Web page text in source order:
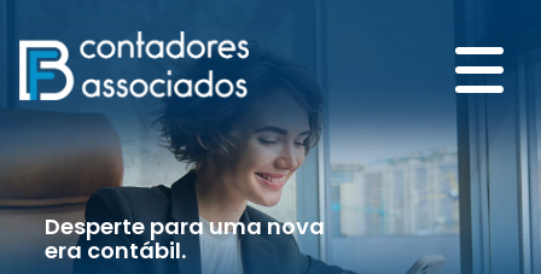
Desperte para uma nova
era contábil.